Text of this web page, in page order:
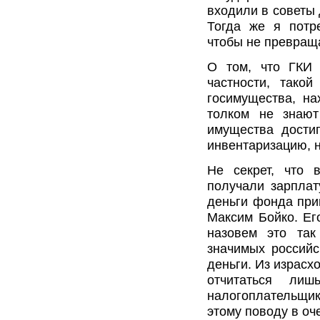
входили в советы
Тогда же я
чтобы не
О том, что ГКИ
частности,
госимущества,
толком не
имущества
инвентаризацию,
Не секрет, что
получали
деньги фонда
Максим Бойко.
назовем это
значимых
деньги. Из
отчитаться
этому поводу в